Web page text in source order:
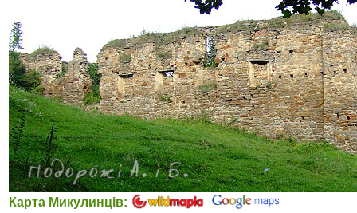
Карта Микулинців: